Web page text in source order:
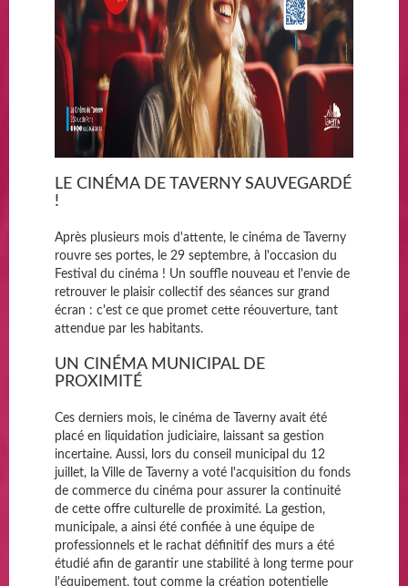
LE CINÉMA DE TAVERNY SAUVEGARDÉ
!
Après plusieurs mois d'attente, le cinéma de Taverny
rouvre ses portes, le 29 septembre, à l'occasion du
Festival du cinéma ! Un souffle nouveau et l'envie de
retrouver le plaisir collectif des séances sur grand
écran : c'est ce que promet cette réouverture, tant
attendue par les habitants.
UN CINÉMA MUNICIPAL DE
PROXIMITÉ
Ces derniers mois, le cinéma de Taverny avait été
placé en liquidation judiciaire, laissant sa gestion
incertaine. Aussi, lors du conseil municipal du 12
juillet, la Ville de Taverny a voté l'acquisition du fonds
de commerce du cinéma pour assurer la continuité
de cette offre culturelle de proximité. La gestion,
municipale, a ainsi été confiée à une équipe de
professionnels et le rachat définitif des murs a été
étudié afin de garantir une stabilité à long terme pour
l'équipement, tout comme la création potentielle